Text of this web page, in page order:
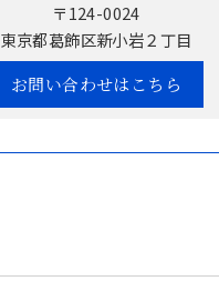
〒124-0024
東京都葛飾区新小岩２丁目
お問い合わせはこちら